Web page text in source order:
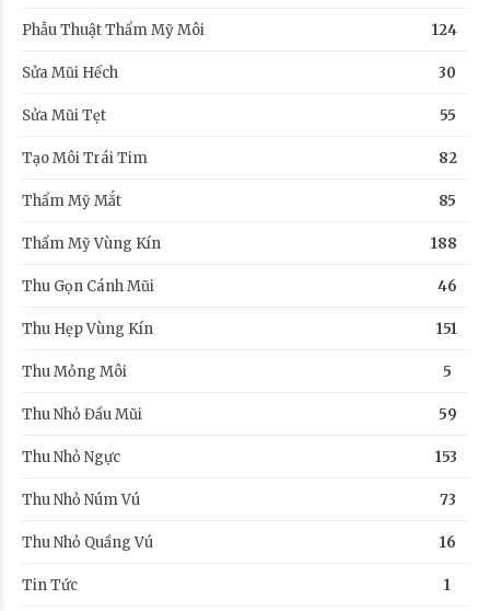
Phẫu Thuật Thẩm Mỹ Môi 124
Sửa Mũi Hếch 30
Sửa Mũi Tẹt 55
Tạo Môi Trái Tim 82
Thẩm Mỹ Mắt 85
Thẩm Mỹ Vùng Kín 188
Thu Gọn Cánh Mũi 46
Thu Hẹp Vùng Kín 151
Thu Mỏng Môi 5
Thu Nhỏ Đầu Mũi 59
Thu Nhỏ Ngực 153
Thu Nhỏ Núm Vú 73
Thu Nhỏ Quầng Vú 16
Tin Tức 1